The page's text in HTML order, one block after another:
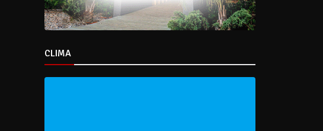
CLIMA